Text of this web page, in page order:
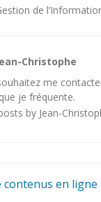
de
Christophe
me
que je fréquente.
by Jean-
contenus en ligne